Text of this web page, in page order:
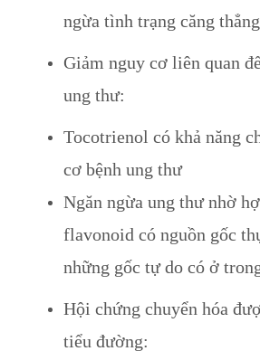
ngừa tình trạng căng thẳng
Giảm nguy cơ liên quan
ung thư:
Tocotrienol có khả năng
cơ bệnh ung thư
Ngăn ngừa ung thư nhờ
flavonoid có nguồn gốc
những gốc tự do có ở
Hội chứng chuyển hóa
tiểu đường: